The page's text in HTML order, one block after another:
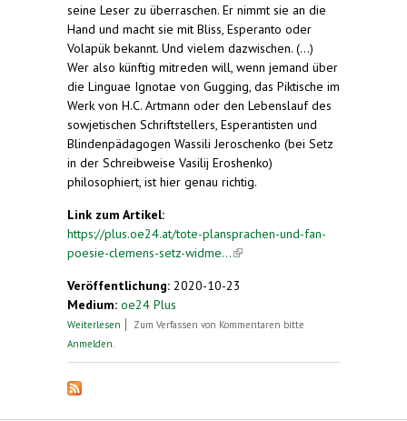
seine Leser zu überraschen. Er nimmt sie an die
Hand und macht sie mit Bliss, Esperanto oder
Volapük bekannt. Und vielem dazwischen. (...)
Wer also künftig mitreden will, wenn jemand über
die Linguae Ignotae von Gugging, das Piktische im
Werk von H.C. Artmann oder den Lebenslauf des
sowjetischen Schriftstellers, Esperantisten und
Blindenpädagogen Wassili Jeroschenko (bei Setz
in der Schreibweise Vasilij Eroshenko)
philosophiert, ist hier genau richtig.
Link zum Artikel:
https://plus.oe24.at/tote-plansprachen-und-fan-
poesie-clemens-setz-widme...(link is external)
Veröffentlichung: 2020-10-23
Medium: oe24 Plus
Weiterlesen über Tote Plansprachen und Fan-Poesie: Clemens
Zum Verfassen von Kommentaren bitte
Anmelden